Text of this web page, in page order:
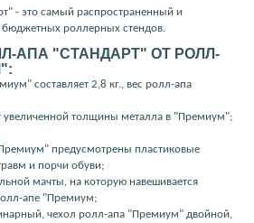
- это самый распространенный и
роллерных стендов.
АПА "СТАНДАРТ" ОТ РОЛЛ-
составляет 2,8 кг., вес ролл-апа
увеличенной толщины металла в "Премиум";
предусмотрены пластиковые
и порчи обуви;
мачты, на которую навешивается
апе "Премиум;
чехол ролл-апа "Премиум" двойной,